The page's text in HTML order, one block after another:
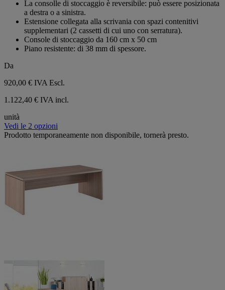
La consolle di stoccaggio è reversibile: può essere posizionata
a destra o a sinistra.
Estensione collegata alla scrivania con spazi contenitivi
supplementari (2 cassetti di cui uno con serratura).
Console di stoccaggio da 160 cm x 50 cm
Piano resistente: di 38 mm di spessore.
Da
920,00 € IVA Escl.
1.122,40 € IVA incl.
unità
Vedi le 2 opzioni
Prodotto temporaneamente non disponibile, tornerà presto.